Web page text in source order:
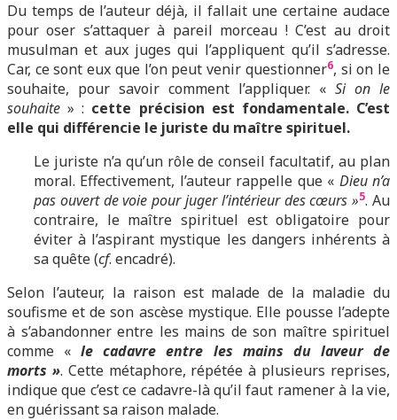
Du temps de l’auteur déjà, il fallait une certaine audace
pour oser s’attaquer à pareil morceau ! C’est au droit
musulman et aux juges qui l’appliquent qu’il s’adresse.
Car, ce sont eux que l’on peut venir questionner6, si on le
souhaite, pour savoir comment l’appliquer. « Si on le
souhaite » : cette précision est fondamentale. C’est
elle qui différencie le juriste du maître spirituel.
Le juriste n’a qu’un rôle de conseil facultatif, au plan
moral. Effectivement, l’auteur rappelle que « Dieu n’a
pas ouvert de voie pour juger l’intérieur des cœurs »5. Au
contraire, le maître spirituel est obligatoire pour
éviter à l’aspirant mystique les dangers inhérents à
sa quête (cf. encadré).
Selon l’auteur, la raison est malade de la maladie du
soufisme et de son ascèse mystique. Elle pousse l’adepte
à s’abandonner entre les mains de son maître spirituel
comme «le cadavre entre les mains du laveur de
morts ». Cette métaphore, répétée à plusieurs reprises,
indique que c’est ce cadavre-là qu’il faut ramener à la vie,
en guérissant sa raison malade.